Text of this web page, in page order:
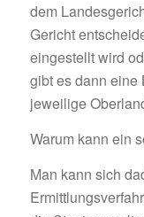
dem
Gericht
eingestellt wird
gibt es dann eine
jeweilige
Warum kann ein
Man kann sich